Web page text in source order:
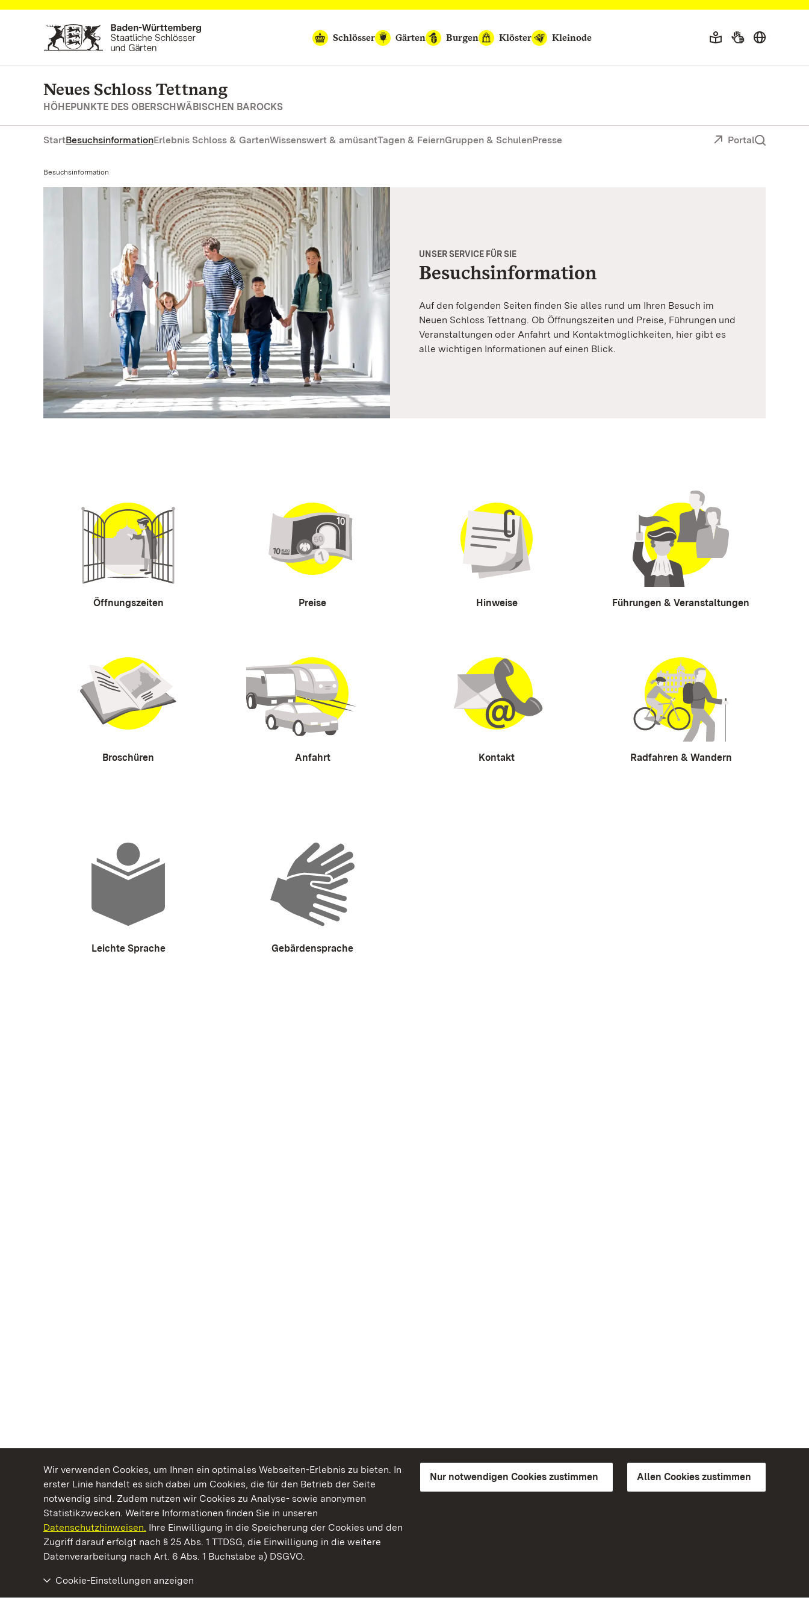
Wir verwenden Cookies, um Ihnen ein optimales Webseiten-Erlebnis zu bieten. In
erster Linie handelt es sich dabei um Cookies, die für den Betrieb der Seite
notwendig sind. Zudem nutzen wir Cookies zu Analyse- sowie anonymen
Statistikzwecken. Weitere Informationen finden Sie in unseren
Datenschutzhinweisen. Ihre Einwilligung in die Speicherung der Cookies und den
Zugriff darauf erfolgt nach § 25 Abs. 1 TTDSG, die Einwilligung in die weitere
Datenverarbeitung nach Art. 6 Abs. 1 Buchstabe a) DSGVO.
Nur notwendigen Cookies zustimmen Allen Cookies zustimmen
Cookie-Einstellungen anzeigen
Zum Hauptinhalt springen
Schlösser
Gärten Burgen Klöster Kleinode
Neues Schloss Tettnang
HÖHEPUNKTE DES OBERSCHWÄBISCHEN BAROCKS
StartBesuchsinformationErlebnis Schloss & GartenWissenswert & amüsantTagen & FeiernGruppen & SchulenPresse Portal
Aktuell:
Besuchsinformation
UNSER SERVICE FÜR SIE
Besuchsinformation
Auf den folgenden Seiten finden Sie alles rund um Ihren Besuch im
Neuen Schloss Tettnang. Ob Öffnungszeiten und Preise, Führungen und
Veranstaltungen oder Anfahrt und Kontaktmöglichkeiten, hier gibt es
alle wichtigen Informationen auf einen Blick.
Öffnungszeiten Preise Hinweise Führungen & Veranstaltungen
Broschüren Anfahrt Kontakt Radfahren & Wandern
Leichte Sprache Gebärdensprache
Kommen. Staunen. Genießen.